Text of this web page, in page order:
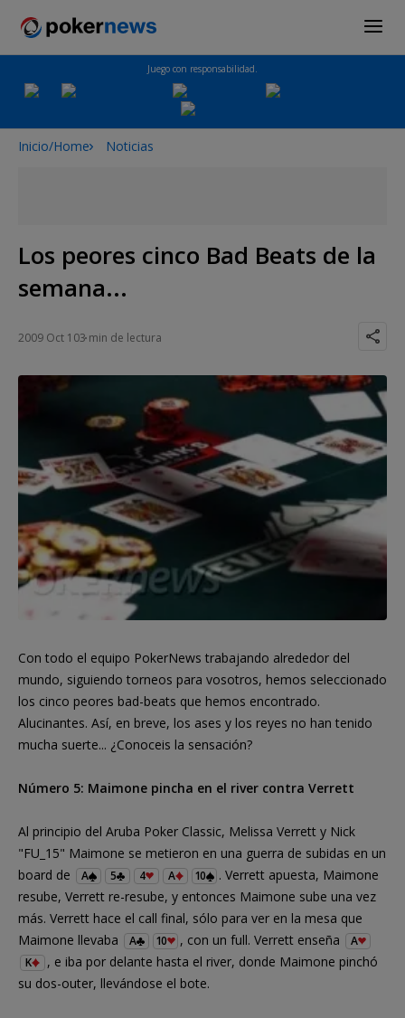
Juego con responsabilidad.
Inicio/Home Noticias
Los peores cinco Bad Beats de la
semana...
2009 Oct 103 min de lectura
Con todo el equipo PokerNews trabajando alrededor del
mundo, siguiendo torneos para vosotros, hemos seleccionado
los cinco peores bad-beats que hemos encontrado.
Alucinantes. Así, en breve, los ases y los reyes no han tenido
mucha suerte... ¿Conoceis la sensación?
Número 5: Maimone pincha en el river contra Verrett
Al principio del Aruba Poker Classic, Melissa Verrett y Nick
"FU_15" Maimone se metieron en una guerra de subidas en un
board de
A 5 4 A 10
. Verrett apuesta, Maimone
resube, Verrett re-resube, y entonces Maimone sube una vez
más. Verrett hace el call final, sólo para ver en la mesa que
Maimone llevaba
A 10 , con un full. Verrett enseña
A
K
, e iba por delante hasta el river, donde Maimone pinchó
su dos-outer, llevándose el bote.